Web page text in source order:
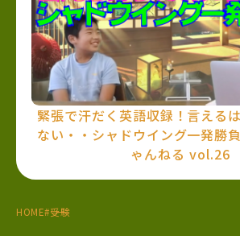
緊張で汗だく英語収録！言える
ない・・シャドウイング一発勝
ゃんねる vol.26
HOME#受験